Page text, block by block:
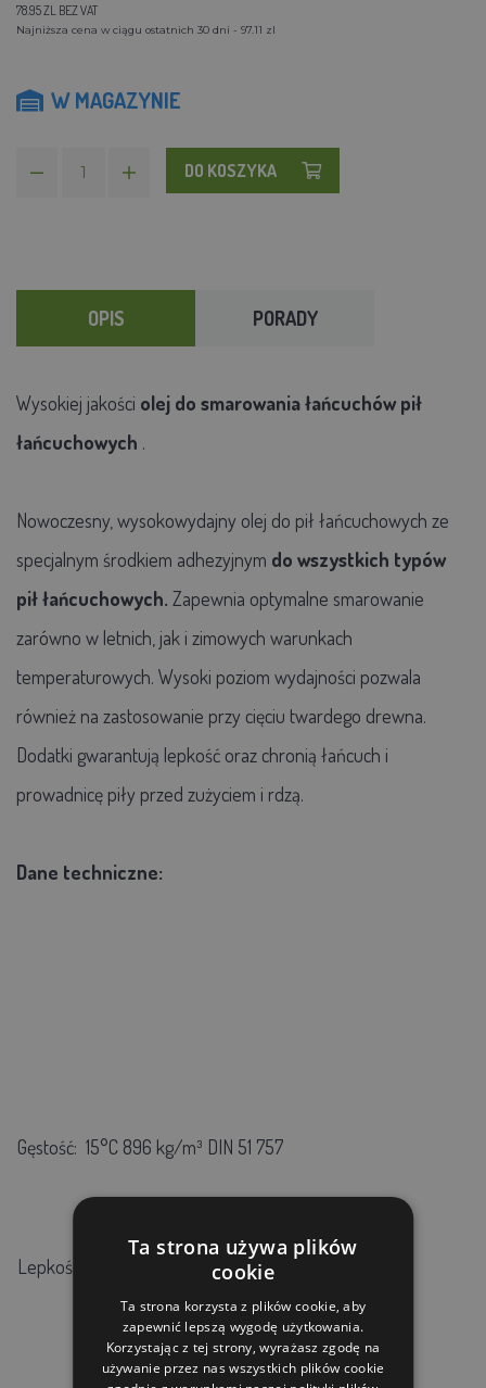
78.95 ZL BEZ VAT
Najniższa cena w ciągu ostatnich 30 dni - 97.11 zl
W MAGAZYNIE
DO KOSZYKA
OPIS PORADY
Wysokiej jakości olej do smarowania łańcuchów pił
łańcuchowych .
Nowoczesny, wysokowydajny olej do pił łańcuchowych ze
specjalnym środkiem adhezyjnym do wszystkich typów
pił łańcuchowych. Zapewnia optymalne smarowanie
zarówno w letnich, jak i zimowych warunkach
temperaturowych. Wysoki poziom wydajności pozwala
również na zastosowanie przy cięciu twardego drewna.
Dodatki gwarantują lepkość oraz chronią łańcuch i
prowadnicę piły przed zużyciem i rdzą.
Dane techniczne:
Gęstość: 15°C 896 kg/m³ DIN 51 757
Lepkość: 40°C 106 mm²/s DIN 51 562
Ta strona używa plików
cookie
Ta strona korzysta z plików cookie, aby
zapewnić lepszą wygodę użytkowania.
Korzystając z tej strony, wyrażasz zgodę na
używanie przez nas wszystkich plików cookie